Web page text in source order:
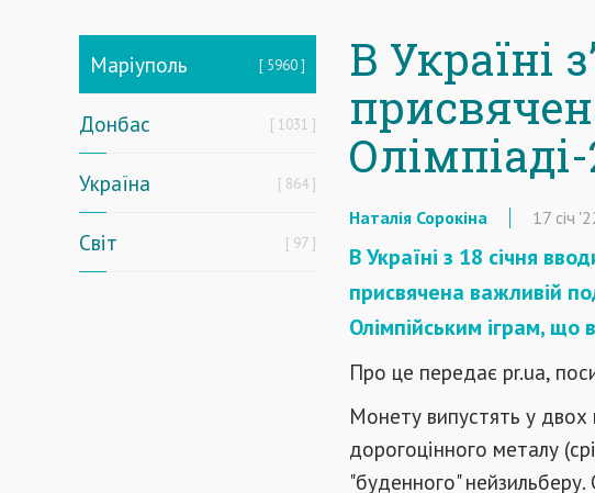
Маріуполь 5960
Донбас 1031
Україна 864
Світ 97
В Україні
Наталія Сорокіна 17 січ
В Україні з 18 січня
присвячена важливій
Олімпійським іграм, що
Про це передає pr.ua,
Монету випустять у двох
дорогоцінного металу
"буденного"